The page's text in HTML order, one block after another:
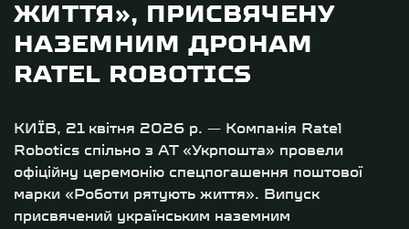
ЖИТТЯ», ПРИСВЯЧЕНУ
НАЗЕМНИМ ДРОНАМ
RATEL ROBOTICS
КИЇВ, 21 квітня 2026 р. — Компанія Ratel
Robotics спільно з АТ «Укрпошта» провели
офіційну церемонію спецпогашення поштової
марки «Роботи рятують життя». Випуск
присвячений українським наземним